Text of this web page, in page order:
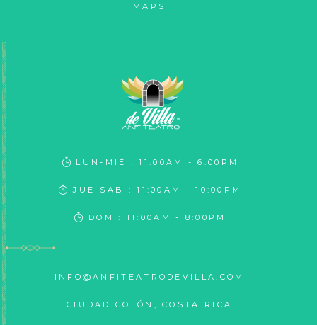
MAPS
LUN-MIÉ : 11:00AM - 6:00PM
JUE-SÁB : 11:00AM - 10:00PM
DOM : 11:00AM - 8:00PM
INFO@ANFITEATRODEVILLA.COM
CIUDAD COLÓN, COSTA RICA